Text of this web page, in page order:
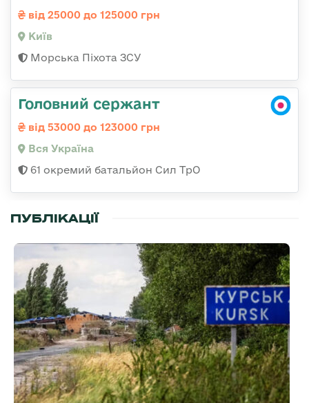
від 25000 до 125000 грн
Київ
Морська Піхота ЗСУ
Головний сержант
від 53000 до 123000 грн
Вся Україна
61 окремий батальйон Сил ТрО
ПУБЛІКАЦІЇ